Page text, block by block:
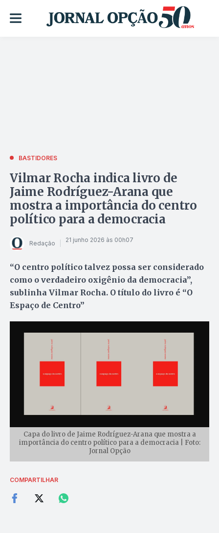
BASTIDORES
Vilmar Rocha indica livro de
Jaime Rodríguez-Arana que
mostra a importância do centro
político para a democracia
Redação 21 junho 2026 às 00h07
“O centro político talvez possa ser considerado
como o verdadeiro oxigênio da democracia”,
sublinha Vilmar Rocha. O título do livro é “O
Espaço de Centro”
Capa do livro de Jaime Rodríguez-Arana que mostra a
importância do centro político para a democracia | Foto:
Jornal Opção
COMPARTILHAR